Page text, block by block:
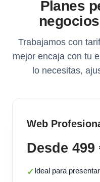
Planes
Trabajamos con
mejor encaja con tu
lo necesitas,
Web
Desde 499
✓Ideal para